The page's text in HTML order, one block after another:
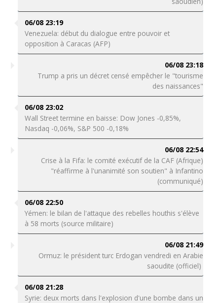
06/08 23:19
Venezuela: début du dialogue entre pouvoir et
opposition à Caracas (AFP)
06/08 23:18
Trump a pris un décret censé empêcher le "tourisme
des naissances"
06/08 23:02
Wall Street termine en baisse: Dow Jones -0,85%,
Nasdaq -0,06%, S&P 500 -0,18%
06/08 22:54
Crise à la Fifa: le comité exécutif de la CAF (Afrique)
"réaffirme à l'unanimité son soutien" à Infantino
(communiqué)
06/08 22:50
Yémen: le bilan de l'attaque des rebelles houthis s'élève
à 58 morts (source militaire)
06/08 21:49
Ormuz: le président turc Erdogan vendredi en Arabie
saoudite (officiel)
06/08 21:28
Syrie: deux morts dans l'explosion d'une bombe dans un